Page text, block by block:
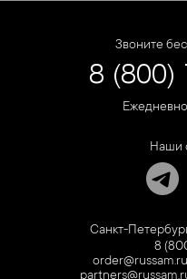
Звоните
8 (800)
Наши
Санкт-
8